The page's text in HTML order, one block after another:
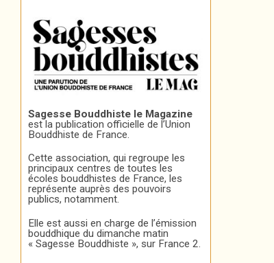
Sagesse Bouddhiste le Magazine
est la publication officielle de l’Union
Bouddhiste de France.
Cette association, qui regroupe les
principaux centres de toutes les
écoles bouddhistes de France, les
représente auprès des pouvoirs
publics, notamment.
Elle est aussi en charge de l’émission
bouddhique du dimanche matin
« Sagesse Bouddhiste », sur France 2.